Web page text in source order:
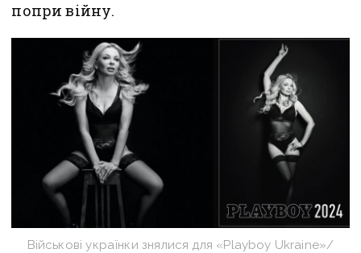
попри війну.
Військові українки знялися для «Playboy Ukraine»/